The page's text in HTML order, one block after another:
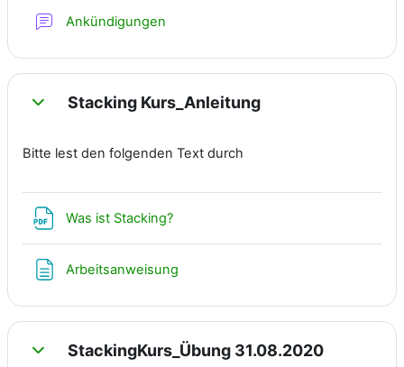
Ankündigungen
ReplierStacking Kurs_Anleitung
Bitte lest den folgenden Text durch
Was ist Stacking?
Arbeitsanweisung
ReplierStackingKurs_Übung 31.08.2020